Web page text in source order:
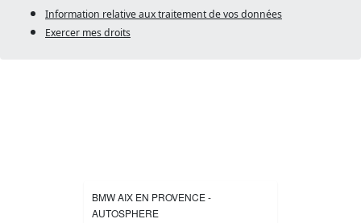
Information relative aux traitement de vos données
Exercer mes droits
BMW AIX EN PROVENCE -
AUTOSPHERE